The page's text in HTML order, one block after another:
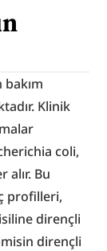
Klinik
coli,
alır. Bu
profilleri,
dirençli